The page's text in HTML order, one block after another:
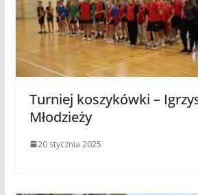
Turniej koszykówki –
Młodzieży
20 stycznia 2025